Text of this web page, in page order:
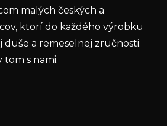
malých českých a
ktorí do každého výrobku
duše a remeselnej zručnosti.
tom s nami.